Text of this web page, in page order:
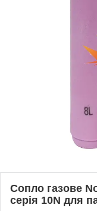
Сопло газове
серія 10N для